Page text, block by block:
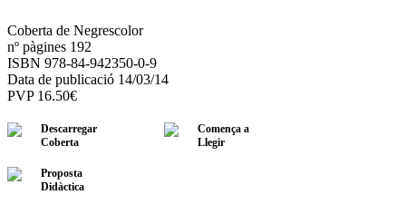
Coberta de Negrescolor
nº pàgines 192
ISBN 978-84-942350-0-9
Data de publicació 14/03/14
PVP 16.50€
Descarregar
Coberta
Comença a
Llegir
Proposta
Didàctica